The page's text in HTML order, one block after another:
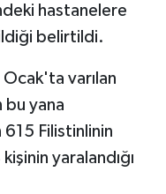
hastanelere
belirtildi.
varılan
yana
615 Filistinlinin
yaralandığı